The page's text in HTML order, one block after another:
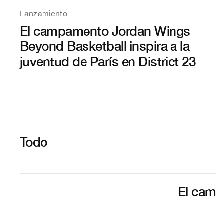
Lanzamiento
El campamento Jordan Wings
Beyond Basketball inspira a la
juventud de París en District 23
Todo
El